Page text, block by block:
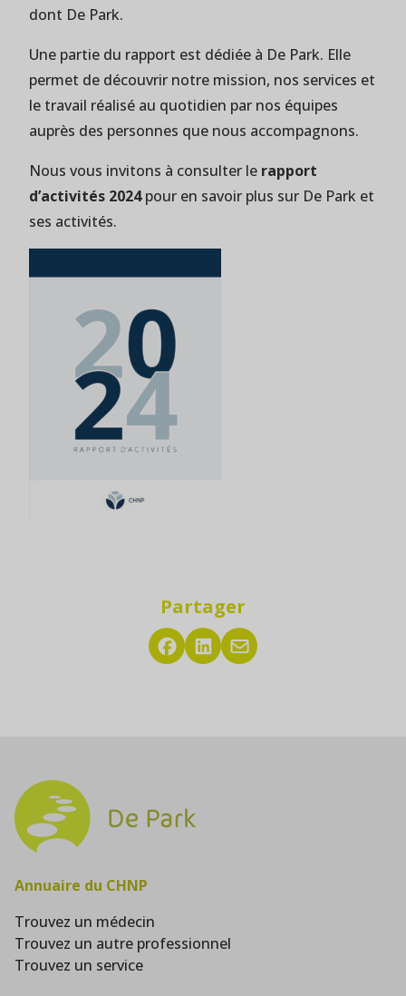
dont De Park.
Une partie du rapport est dédiée à De Park. Elle
permet de découvrir notre mission, nos services et
le travail réalisé au quotidien par nos équipes
auprès des personnes que nous accompagnons.
Nous vous invitons à consulter le rapport
d’activités 2024pour en savoir plus sur De Park et
ses activités.
Partager
Annuaire du CHNP
Trouvez un médecin
Trouvez un autre professionnel
Trouvez un service